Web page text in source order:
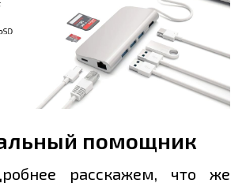
помощник
расскажем, что же